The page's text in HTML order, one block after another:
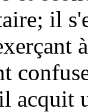
il
acquit